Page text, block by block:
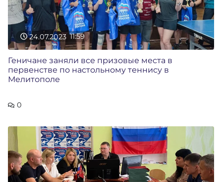
24.07.2023 11:59
Геничане заняли все призовые места в
первенстве по настольному теннису в
Мелитополе
0